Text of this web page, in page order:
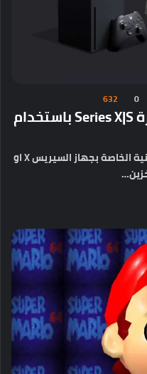
0
632
طريقة لزيادة مساحة اجهزة Series X|S باستخدام
لا يمكنك حتى الآن زيادة السعة التخزينية الخاصة بجهاز السيريس X او